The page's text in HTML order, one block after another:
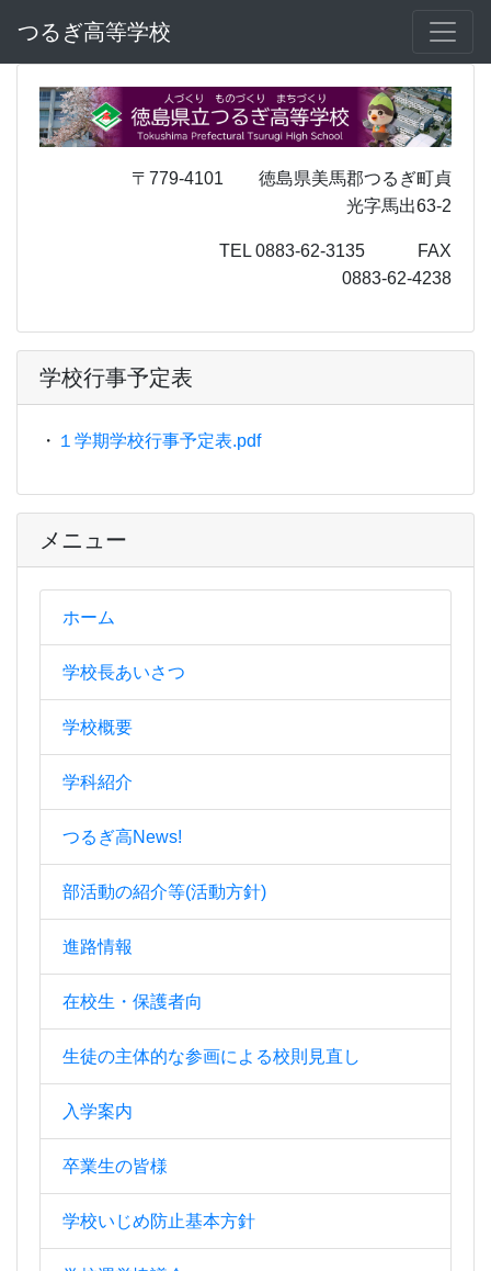
つるぎ高等学校
〒779-4101 徳島県美馬郡つるぎ町貞
光字馬出63-2
TEL 0883-62-3135 FAX
0883-62-4238
メニュー
ホーム
学校長あいさつ
学校概要
学科紹介
つるぎ高News!
部活動の紹介等(活動方針)
進路情報
在校生・保護者向
生徒の主体的な参画による校則見直し
入学案内
卒業生の皆様
学校いじめ防止基本方針
学校行事予定表
・ １学期学校行事予定表.pdf